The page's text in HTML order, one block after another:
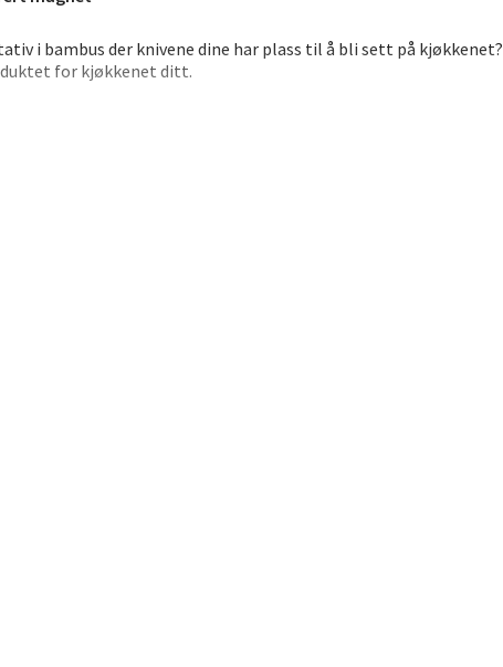
i bambus der knivene dine har plass til å bli sett på kjøkkenet?
for kjøkkenet ditt.
Stavanger og Sandnes - Thon Senter